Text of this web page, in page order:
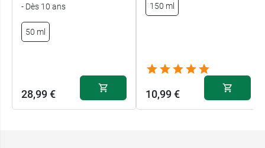
crème protectrice Depiwhite M ACM SPF50+
Conditionnement :
- Dès 10 ans
50 ml
28,99 €
150 ml
10,99 €